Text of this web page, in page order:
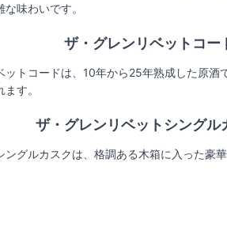
味わいです。
ザ・グレンリベットコー
トコードは、10年から25年熟成した原
す。
ザ・グレンリベットシングル
グルカスクは、格調ある木箱に入った豪